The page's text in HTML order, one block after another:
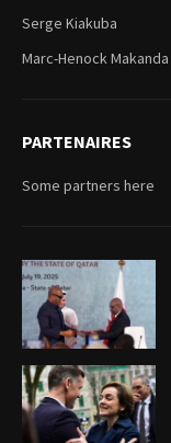
Serge Kiakuba
Marc-Henock Makanda
PARTENAIRES
Some partners here